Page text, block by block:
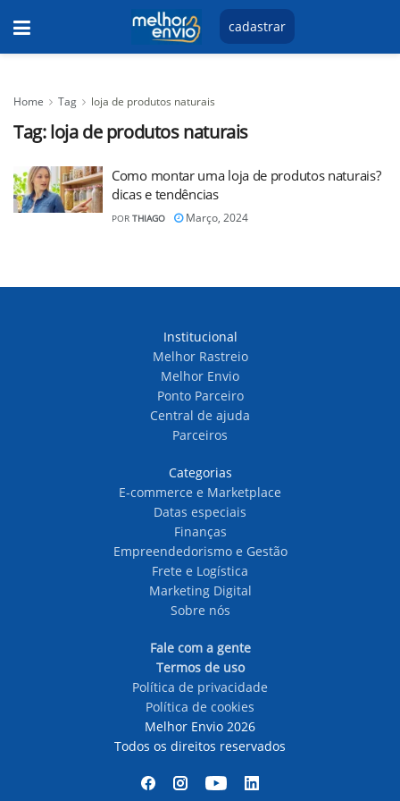
cadastrar
Home Tag loja de produtos naturais
Tag:loja de produtos naturais
Como montar uma loja de produtos naturais?
dicas e tendências
POR THIAGO Março, 2024
Institucional
Melhor Rastreio
Melhor Envio
Ponto Parceiro
Central de ajuda
Parceiros
Categorias
E-commerce e Marketplace
Datas especiais
Finanças
Empreendedorismo e Gestão
Frete e Logística
Marketing Digital
Sobre nós
Fale com a gente
Termos de uso
Política de privacidade
Política de cookies
Melhor Envio 2026
Todos os direitos reservados